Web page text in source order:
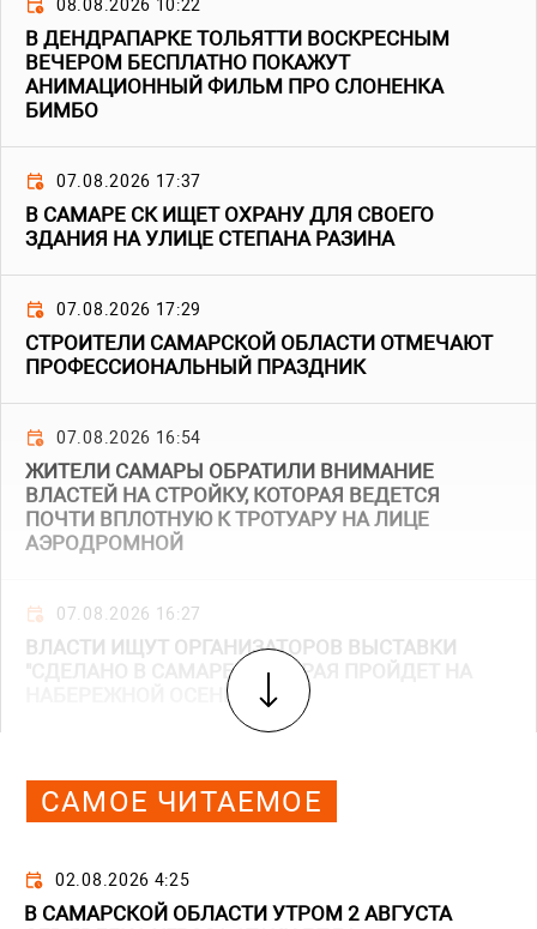
08.08.2026 10:22
В ДЕНДРАПАРКЕ ТОЛЬЯТТИ ВОСКРЕСНЫМ
ВЕЧЕРОМ БЕСПЛАТНО ПОКАЖУТ
АНИМАЦИОННЫЙ ФИЛЬМ ПРО СЛОНЕНКА
БИМБО
07.08.2026 17:37
В САМАРЕ СК ИЩЕТ ОХРАНУ ДЛЯ СВОЕГО
ЗДАНИЯ НА УЛИЦЕ СТЕПАНА РАЗИНА
07.08.2026 17:29
СТРОИТЕЛИ САМАРСКОЙ ОБЛАСТИ ОТМЕЧАЮТ
ПРОФЕССИОНАЛЬНЫЙ ПРАЗДНИК
07.08.2026 16:54
ЖИТЕЛИ САМАРЫ ОБРАТИЛИ ВНИМАНИЕ
ВЛАСТЕЙ НА СТРОЙКУ, КОТОРАЯ ВЕДЕТСЯ
ПОЧТИ ВПЛОТНУЮ К ТРОТУАРУ НА ЛИЦЕ
АЭРОДРОМНОЙ
07.08.2026 16:27
ВЛАСТИ ИЩУТ ОРГАНИЗАТОРОВ ВЫСТАВКИ
"СДЕЛАНО В САМАРЕ", КОТОРАЯ ПРОЙДЕТ НА
НАБЕРЕЖНОЙ ОСЕНЬЮ
САМОЕ ЧИТАЕМОЕ
02.08.2026 4:25
В САМАРСКОЙ ОБЛАСТИ УТРОМ 2 АВГУСТА